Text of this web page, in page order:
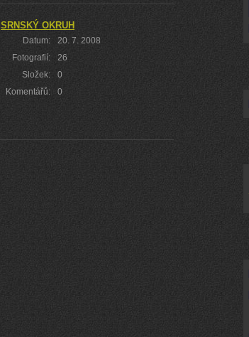
SRNSKÝ OKRUH
Datum:
20. 7. 2008
Fotografií:
26
Složek:
0
Komentářů:
0